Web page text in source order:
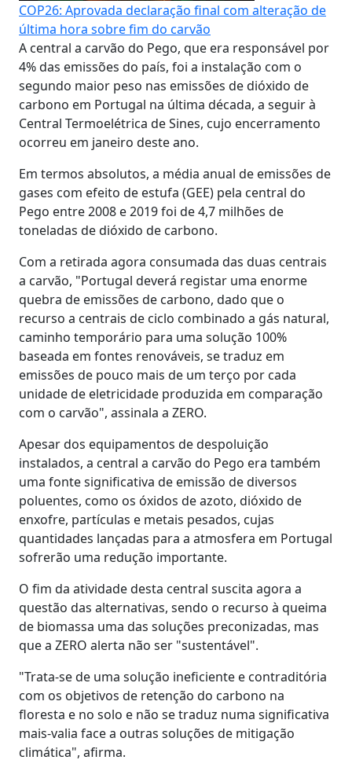
COP26: Aprovada declaração final com alteração de
última hora sobre fim do carvão
A central a carvão do Pego, que era responsável por
4% das emissões do país, foi a instalação com o
segundo maior peso nas emissões de dióxido de
carbono em Portugal na última década, a seguir à
Central Termoelétrica de Sines, cujo encerramento
ocorreu em janeiro deste ano.
Em termos absolutos, a média anual de emissões de
gases com efeito de estufa (GEE) pela central do
Pego entre 2008 e 2019 foi de 4,7 milhões de
toneladas de dióxido de carbono.
Com a retirada agora consumada das duas centrais
a carvão, "Portugal deverá registar uma enorme
quebra de emissões de carbono, dado que o
recurso a centrais de ciclo combinado a gás natural,
caminho temporário para uma solução 100%
baseada em fontes renováveis, se traduz em
emissões de pouco mais de um terço por cada
unidade de eletricidade produzida em comparação
com o carvão", assinala a ZERO.
Apesar dos equipamentos de despoluição
instalados, a central a carvão do Pego era também
uma fonte significativa de emissão de diversos
poluentes, como os óxidos de azoto, dióxido de
enxofre, partículas e metais pesados, cujas
quantidades lançadas para a atmosfera em Portugal
sofrerão uma redução importante.
O fim da atividade desta central suscita agora a
questão das alternativas, sendo o recurso à queima
de biomassa uma das soluções preconizadas, mas
que a ZERO alerta não ser "sustentável".
"Trata-se de uma solução ineficiente e contraditória
com os objetivos de retenção do carbono na
floresta e no solo e não se traduz numa significativa
mais-valia face a outras soluções de mitigação
climática", afirma.